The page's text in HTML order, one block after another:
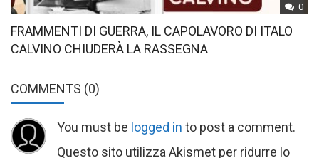
0
FRAMMENTI DI GUERRA, IL CAPOLAVORO DI ITALO
CALVINO CHIUDERÀ LA RASSEGNA
COMMENTS (0)
You must be logged in to post a comment.
Questo sito utilizza Akismet per ridurre lo